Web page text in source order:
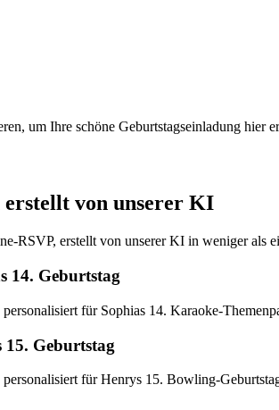
um Ihre schöne Geburtstagseinladung hier
erstellt von unserer KI
RSVP, erstellt von unserer KI in weniger als
14. Geburtstag
für Sophias 14. Karaoke-
15. Geburtstag
für Henrys 15. Bowling-